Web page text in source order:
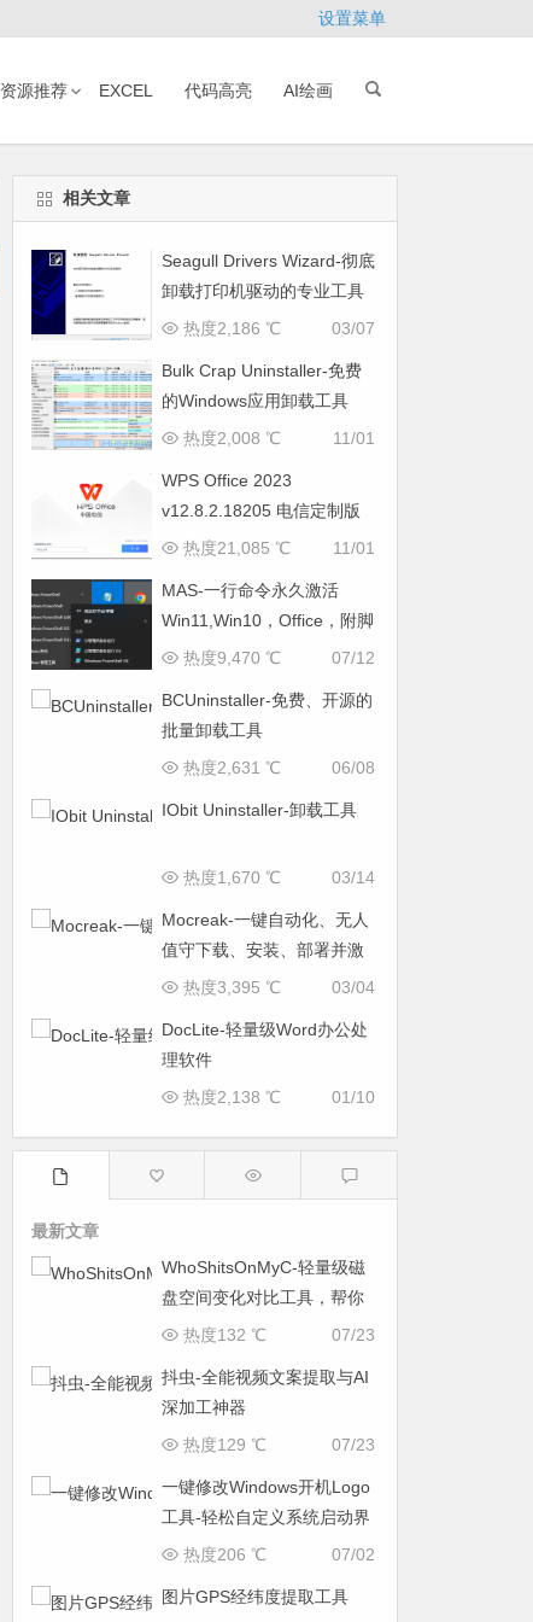
设置菜单
资源推荐 EXCEL 代码高亮 AI绘画
相关文章
Seagull Drivers Wizard-彻底
卸载打印机驱动的专业工具
03/07
热度2,186 ℃
Bulk Crap Uninstaller-免费
的Windows应用卸载工具
11/01
热度2,008 ℃
WPS Office 2023
v12.8.2.18205 电信定制版
(自带 VBA、无广告)
11/01
热度21,085 ℃
MAS-一行命令永久激活
Win11,Win10，Office，附脚
本下载
07/12
热度9,470 ℃
BCUninstaller-免费、开源的
批量卸载工具
06/08
热度2,631 ℃
IObit Uninstaller-卸载工具
03/14
热度1,670 ℃
Mocreak-一键自动化、无人
值守下载、安装、部署并激
活Office的利器
03/04
热度3,395 ℃
DocLite-轻量级Word办公处
理软件
01/10
热度2,138 ℃
最新文章
WhoShitsOnMyC-轻量级磁
盘空间变化对比工具，帮你
找出“吃掉”空间的罪魁祸首
07/23
热度132 ℃
抖虫-全能视频文案提取与AI
深加工神器
07/23
热度129 ℃
一键修改Windows开机Logo
工具-轻松自定义系统启动界
面
07/02
热度206 ℃
图片GPS经纬度提取工具